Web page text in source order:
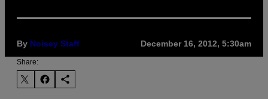
By Noisey Staff December 16, 2012, 5:30am
Share: